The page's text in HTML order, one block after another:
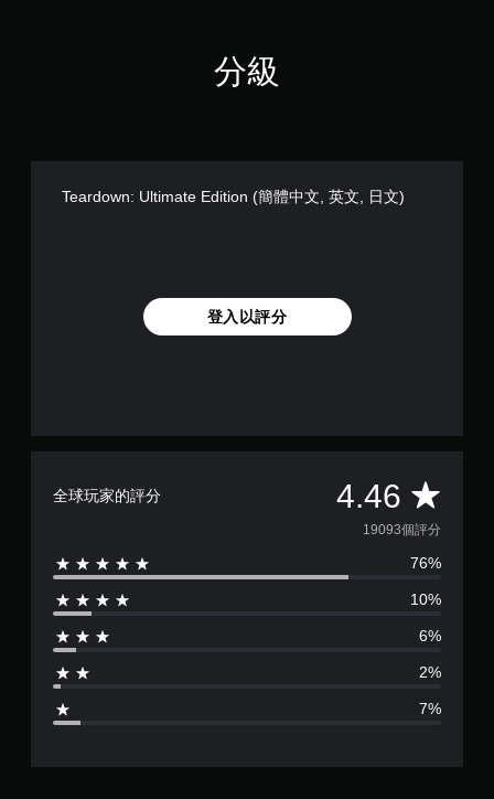
分級
Teardown: Ultimate Edition (簡體中文, 英文, 日文)
登入以評分
全球玩家的評分 4.46 平
均
評
分
4
4
19093個評分
76%
10%
6%
2%
7%
您
阻
情
，
遊
玩